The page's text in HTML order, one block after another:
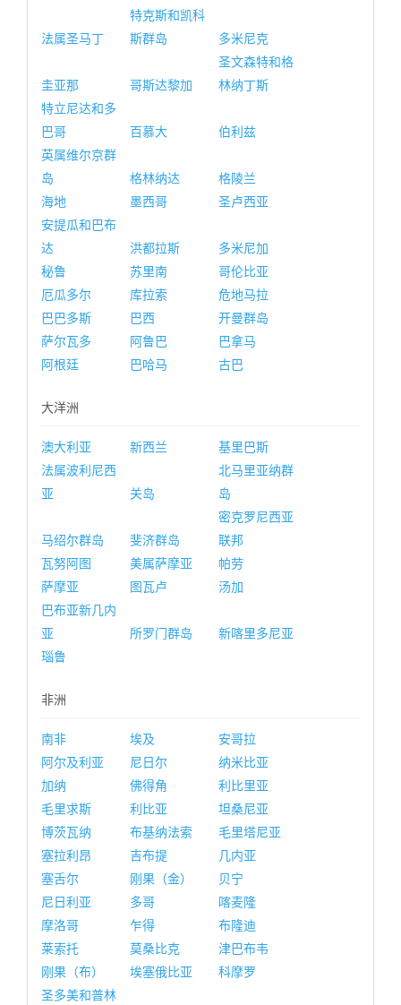
法属圣马丁
特克斯和凯科
斯群岛
多米尼克
圭亚那 哥斯达黎加
圣文森特和格
林纳丁斯
特立尼达和多
巴哥
百慕大
伯利兹
英属维尔京群
岛
格林纳达
格陵兰
海地
墨西哥
圣卢西亚
安提瓜和巴布
达
洪都拉斯
多米尼加
秘鲁
苏里南
哥伦比亚
厄瓜多尔
库拉索
危地马拉
巴巴多斯
巴西
开曼群岛
萨尔瓦多
阿鲁巴
巴拿马
阿根廷
巴哈马 古巴
大洋洲
澳大利亚 新西兰
基里巴斯
法属波利尼西
亚
关岛
北马里亚纳群
岛
马绍尔群岛 斐济群岛
密克罗尼西亚
联邦
瓦努阿图
美属萨摩亚
帕劳
萨摩亚
图瓦卢
汤加
巴布亚新几内
亚
所罗门群岛
新喀里多尼亚
瑙鲁
非洲
南非 埃及
安哥拉
阿尔及利亚
尼日尔
纳米比亚
加纳
佛得角
利比里亚
毛里求斯
利比亚
坦桑尼亚
博茨瓦纳
布基纳法索
毛里塔尼亚
塞拉利昂
吉布提
几内亚
塞舌尔
刚果（金）
贝宁
尼日利亚
多哥
喀麦隆
摩洛哥
乍得
布隆迪
莱索托
莫桑比克
津巴布韦
刚果（布）
埃塞俄比亚
科摩罗
圣多美和普林